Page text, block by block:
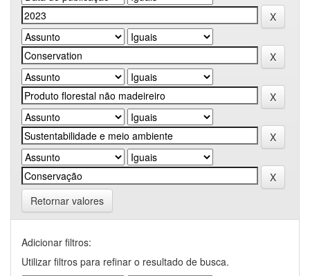
Retornar valores
Adicionar filtros:
Utilizar filtros para refinar o resultado de busca.